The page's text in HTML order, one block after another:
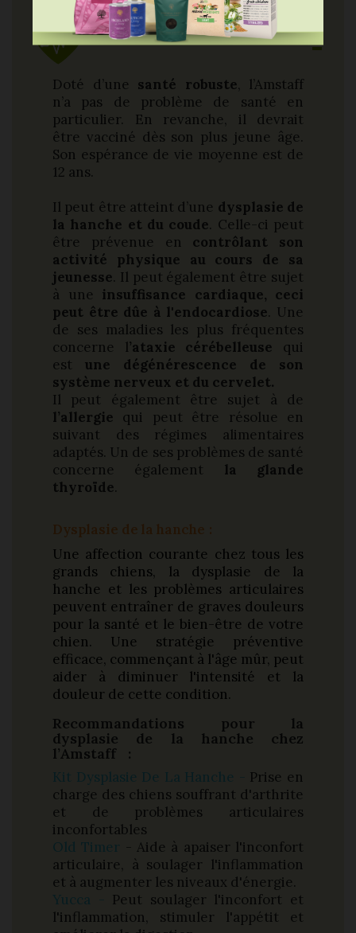
Santé
Doté d’une santé robuste, l’Amstaff
n’a pas de problème de santé en
particulier. En revanche, il devrait
être vacciné dès son plus jeune âge.
Son espérance de vie moyenne est de
12 ans.
Il peut être atteint d’une dysplasie de
la hanche et du coude. Celle-ci peut
être prévenue en contrôlant son
activité physique au cours de sa
jeunesse. Il peut également être sujet
à une insuffisance cardiaque, ceci
peut être dûe à l'endocardiose. Une
de ses maladies les plus fréquentes
concerne l’ataxie cérébelleuse qui
est une dégénérescence de son
système nerveux et du cervelet.
Il peut également être sujet à de
l’allergie qui peut être résolue en
suivant des régimes alimentaires
adaptés. Un de ses problèmes de santé
concerne également
la glande
thyroïde.
Dysplasie de la hanche :
Une affection courante chez tous les
grands chiens, la dysplasie de la
hanche et les problèmes articulaires
peuvent entraîner de graves douleurs
pour la santé et le bien-être de votre
chien. Une stratégie préventive
efficace, commençant à l'âge mûr, peut
aider à diminuer l'intensité et la
douleur de cette condition.
Recommandations pour la
dysplasie de la hanche chez
l’Amstaff :
Kit Dysplasie De La Hanche -
Prise en
charge des chiens souffrant d'arthrite
et de problèmes articulaires
inconfortables
Old Timer
- Aide à apaiser l'inconfort
articulaire, à soulager l'inflammation
et à augmenter les niveaux d'énergie.
Yucca -
Peut soulager l'inconfort et
l'inflammation, stimuler l'appétit et